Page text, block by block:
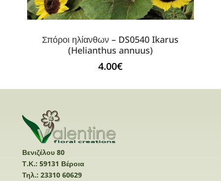
Σπόροι ηλίανθων – DS0540 Ikarus
(Helianthus annuus)
4.00€
Βενιζέλου 80
Τ.Κ.: 59131 Βέροια
Τηλ.: 23310 60629